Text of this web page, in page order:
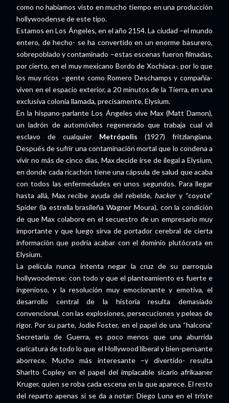
como no habíamos visto en mucho tiempo en una producción
hollywoodense de este tipo.
Estamos en Los Ángeles, en el año 2154. La ciudad –el mundo
entero, de hecho- se ha convertido en un enorme basurero,
sobrepoblado y contaminado –estas escenas fueron filmadas,
por cierto, en el muy mexicano Bordo de Xochiaca-, por lo que
los muy ricos –gente como Romero Deschamps y compañía-
viven en el espacio exterior, a 20 minutos de la Tierra, en una
exclusiva colonia llamada, precisamente, Elysium.
En la hispano-parlante Los Ángeles vive Max (Matt Damon),
un ladrón de automóviles regenerado que trabaja cual vil
esclavo de cualquier Metrópolis (1927) fritzlangiana.
Después de sufrir una contaminación mortal que lo condena a
vivir no más de cinco días, Max decide irse de ilegal a Elysium,
en donde cada ricachón tiene una cápsula de salud que acaba
con todos las enfermedades en unos segundos. Para llegar
hasta allá, Max recibe ayuda del rebelde, hackery “coyote”
Spider (la estrella brasileña Wagner Moura), con la condición
de que Max colabore en el secuestro de un empresario muy
importante y que luego sirva de portador cerebral de cierta
información que podría acabar con el dominio plutócrata en
Elysium.
La película nunca intenta negar la cruz de su parroquia
hollywoodense: con todo y que el planteamiento es fuerte e
ingenioso, y la resolución muy emocionante y emotiva, el
desarrollo central de la historia resulta demasiado
convencional, con las explosiones, persecuciones y peleas de
rigor. Por su parte, Jodie Foster, en el papel de una “halcona”
Secretaria de Guerra, es poco menos que una aburrida
caricatura de todo lo que el Hollywood liberal y bien-pensante
aborrece. Mucho más interesante –y divertido- resulta
Sharlto Copley en el papel del implacable sicario afrikaaner
Kruger, quien se roba cada escena en la que aparece. El resto
del reparto apenas si se da a notar: Diego Luna en el triste